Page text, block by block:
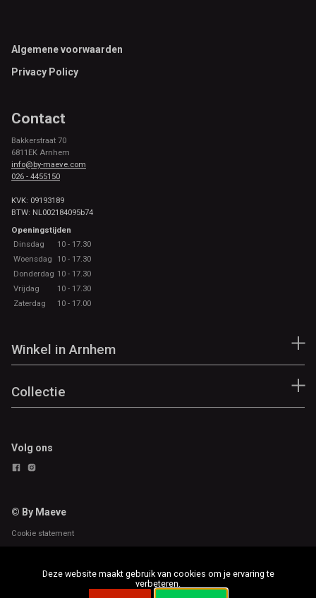
Footer
Algemene voorwaarden
Privacy Policy
Contact
Bakkerstraat 70
6811EK Arnhem
info@by-maeve.com
026 - 4455150
KVK: 09193189
BTW: NL002184095b74
Openingstijden
Dinsdag
10 - 17.30
Woensdag
10 - 17.30
Donderdag 10 - 17.30
Vrijdag
10 - 17.30
Zaterdag
10 - 17.00
Winkel in Arnhem
Collectie
Volg ons
© By Maeve
Cookie statement
Deze website maakt gebruik van cookies om je ervaring te
verbeteren.